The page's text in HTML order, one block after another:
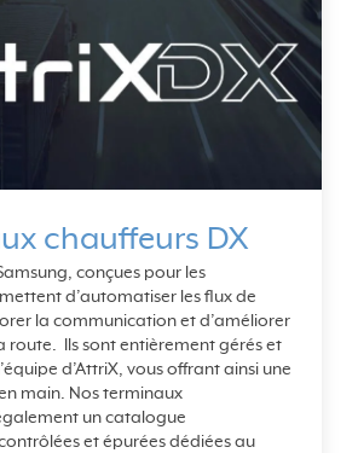
chauffeurs DX
conçues pour les
d’automatiser les flux de
la communication et d’améliorer
route. Ils sont entièrement gérés et
d’AttriX, vous offrant ainsi une
main. Nos terminaux
un catalogue
et épurées dédiées au